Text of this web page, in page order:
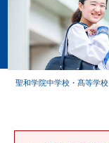
聖和学院中学校・髙等学校